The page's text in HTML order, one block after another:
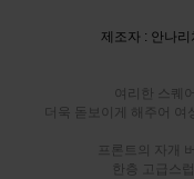
제조자 : 안나
여리한 스퀘
더욱 돋보이게 해주어 여
프론트의 자개
한층 고급스